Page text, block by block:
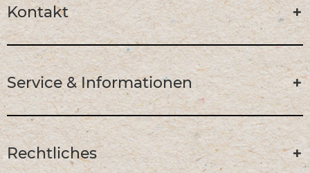
Kontakt
Service & Informationen
Rechtliches